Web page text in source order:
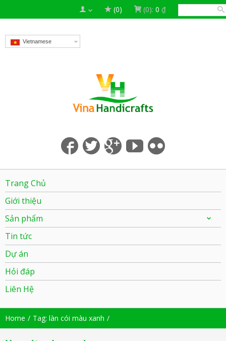
(0) (0): 0 ₫
Vietnamese
Trang Chủ
Giới thiệu
Sản phẩm
Tin tức
Dự án
Hỏi đáp
Liên Hệ
Home Tag: làn cói màu xanh